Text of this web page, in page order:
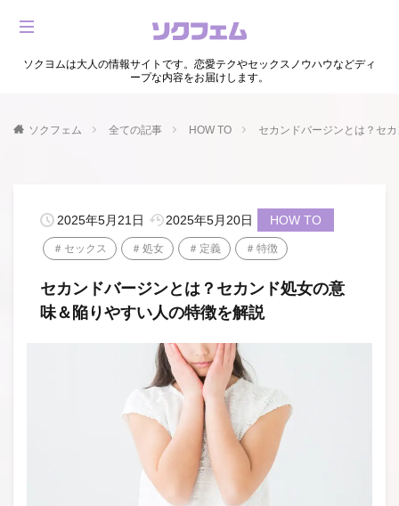
ソクヨムは大人の情報サイトです。恋愛テクやセックスノウハウなどディ
ープな内容をお届けします。
ソクフェム 全ての記事 HOW TO セカンドバージンとは？セ
2025年5月21日 2025年5月20日 HOW TO
セックス 処女 定義 特徴
セカンドバージンとは？セカンド処女の意
味＆陥りやすい人の特徴を解説